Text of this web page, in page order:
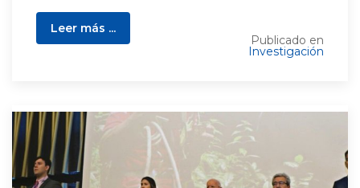
Leer más ...
Publicado en
Investigación